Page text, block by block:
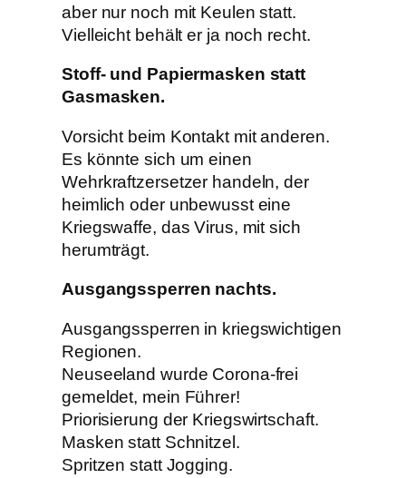
aber nur noch mit Keulen statt.
Vielleicht behält er ja noch recht.
Stoff- und Papiermasken statt
Gasmasken.
Vorsicht beim Kontakt mit anderen.
Es könnte sich um einen
Wehrkraftzersetzer handeln, der
heimlich oder unbewusst eine
Kriegswaffe, das Virus, mit sich
herumträgt.
Ausgangssperren nachts.
Ausgangssperren in kriegswichtigen
Regionen.
Neuseeland wurde Corona-frei
gemeldet, mein Führer!
Priorisierung der Kriegswirtschaft.
Masken statt Schnitzel.
Spritzen statt Jogging.